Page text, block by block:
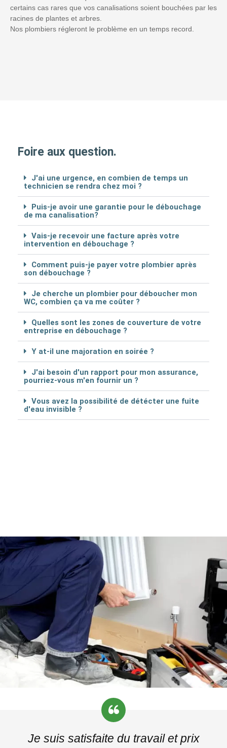
certains cas rares que vos canalisations soient bouchées par les
racines de plantes et arbres.
Nos plombiers régleront le problème en un temps record.
Foire aux question.
J'ai une urgence, en combien de temps un
technicien se rendra chez moi ?
Puis-je avoir une garantie pour le débouchage
de ma canalisation?
Vais-je recevoir une facture après votre
intervention en débouchage ?
Comment puis-je payer votre plombier après
son débouchage ?
Je cherche un plombier pour déboucher mon
WC, combien ça va me coûter ?
Quelles sont les zones de couverture de votre
entreprise en débouchage ?
Y at-il une majoration en soirée ?
J'ai besoin d'un rapport pour mon assurance,
pourriez-vous m'en fournir un ?
Vous avez la possibilité de détécter une fuite
d'eau invisible ?
Je suis satisfaite du travail et prix